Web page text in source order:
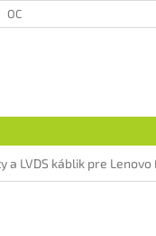
OCHRANA OSOBNÝCH
a LVDS káblik pre Lenovo